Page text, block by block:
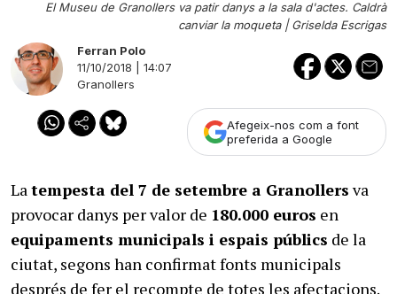
El Museu de Granollers va patir danys a la sala d'actes. Caldrà
canviar la moqueta |Griselda Escrigas
Ferran Polo
11/10/2018 | 14:07
Granollers
Afegeix-nos com a font
preferida a Google
La tempesta del 7 de setembre a Granollers va
provocar danys per valor de 180.000 euros en
equipaments municipals i espais públics de la
ciutat, segons han confirmat fonts municipals
després de fer el recompte de totes les afectacions.